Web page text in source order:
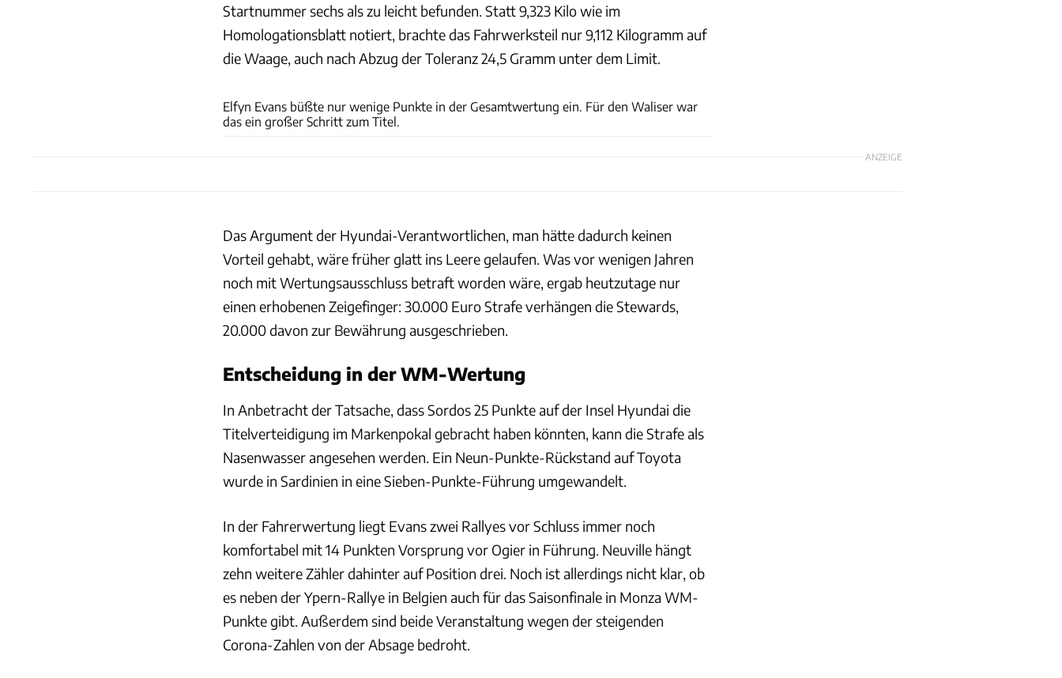
Startnummer sechs als zu leicht befunden. Statt 9,323 Kilo wie im
Homologationsblatt notiert, brachte das Fahrwerksteil nur 9,112 Kilogramm auf
die Waage, auch nach Abzug der Toleranz 24,5 Gramm unter dem Limit.
Elfyn Evans büßte nur wenige Punkte in der Gesamtwertung ein. Für den Waliser war
das ein großer Schritt zum Titel.
ANZEIGE
Das Argument der Hyundai-Verantwortlichen, man hätte dadurch keinen
Vorteil gehabt, wäre früher glatt ins Leere gelaufen. Was vor wenigen Jahren
noch mit Wertungsausschluss betraft worden wäre, ergab heutzutage nur
einen erhobenen Zeigefinger: 30.000 Euro Strafe verhängen die Stewards,
20.000 davon zur Bewährung ausgeschrieben.
Entscheidung in der WM-Wertung
In Anbetracht der Tatsache, dass Sordos 25 Punkte auf der Insel Hyundai die
Titelverteidigung im Markenpokal gebracht haben könnten, kann die Strafe als
Nasenwasser angesehen werden. Ein Neun-Punkte-Rückstand auf Toyota
wurde in Sardinien in eine Sieben-Punkte-Führung umgewandelt.
In der Fahrerwertung liegt Evans zwei Rallyes vor Schluss immer noch
komfortabel mit 14 Punkten Vorsprung vor Ogier in Führung. Neuville hängt
zehn weitere Zähler dahinter auf Position drei. Noch ist allerdings nicht klar, ob
es neben der Ypern-Rallye in Belgien auch für das Saisonfinale in Monza WM-
Punkte gibt. Außerdem sind beide Veranstaltung wegen der steigenden
Corona-Zahlen von der Absage bedroht.